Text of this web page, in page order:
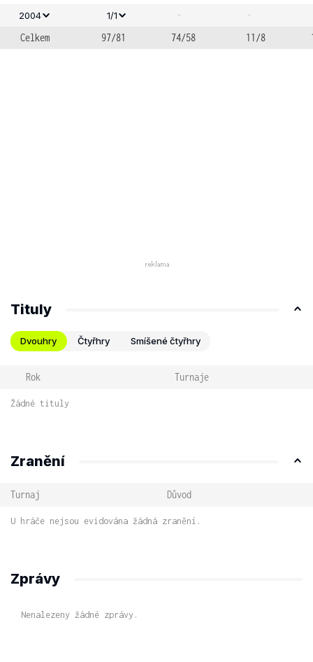
2004 1/1 -
-
Celkem
97/81 74/58 11/8
Tituly
Dvouhry Čtyřhry Smíšené čtyřhry
Rok Turnaje
Žádné tituly
Zranění
Turnaj Důvod
U hráče nejsou evidována žádná zranění.
Zprávy
Nenalezeny žádné zprávy.